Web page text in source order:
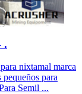
.
nixtamal marca
para
Semil ...